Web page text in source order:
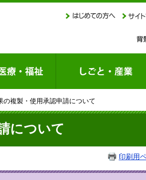
の複製・使用承認申請について
について
印刷用